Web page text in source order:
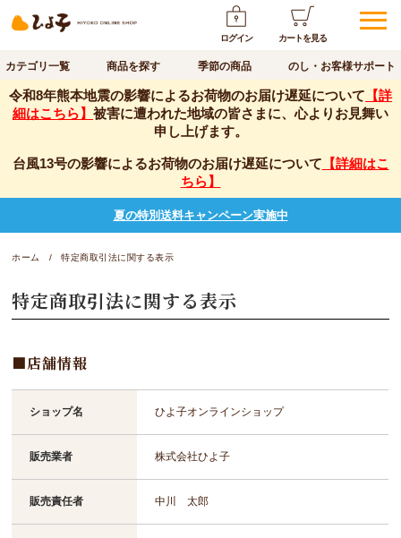
ログイン カートを見る
カテゴリ一覧 商品を探す 季節の商品 のし・お客様サポート
令和8年熊本地震の影響によるお荷物のお届け遅延について 【詳
細はこちら】 被害に遭われた地域の皆さまに、心よりお見舞い
申し上げます。
台風13号の影響によるお荷物のお届け遅延について 【詳細はこ
ちら】
夏の特別送料キャンペーン実施中
ホーム 特定商取引法に関する表示
特定商取引法に関する表示
店舗情報
ショップ名 ひよ子オンラインショップ
販売業者 株式会社ひよ子
販売責任者 中川 太郎